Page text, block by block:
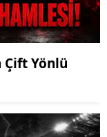
Yönlü